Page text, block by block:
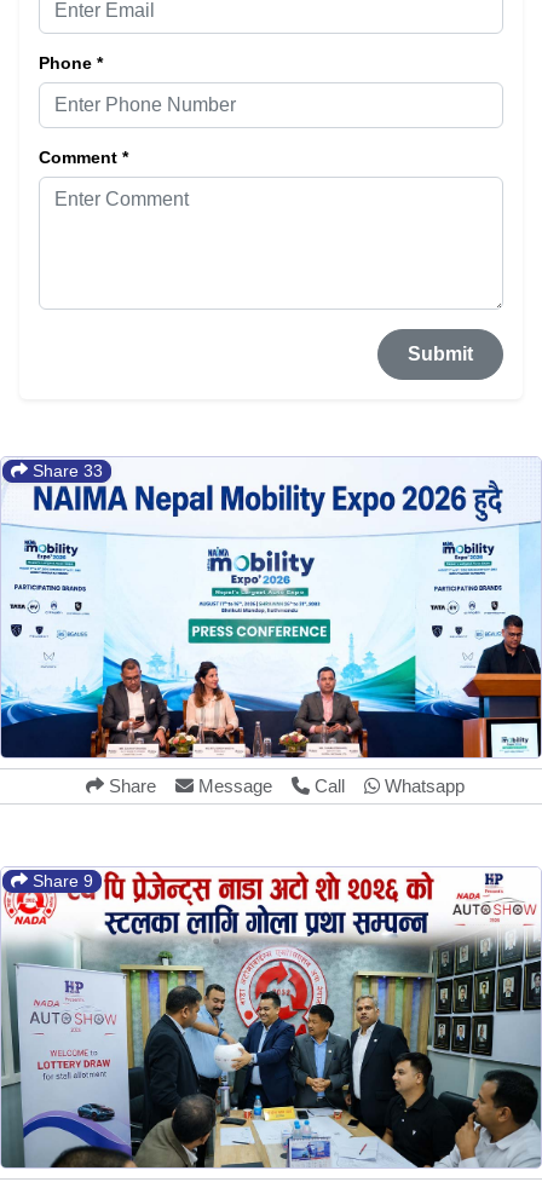
Phone *
Comment *
Submit
Share 33
Share Message Call Whatsapp
Share 9